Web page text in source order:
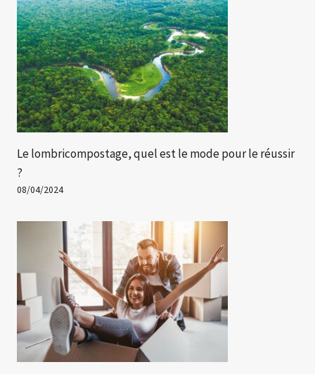
Le lombricompostage, quel est le mode pour le réussir
?
08/04/2024